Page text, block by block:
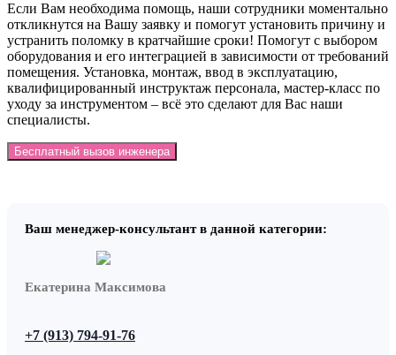
Если Вам необходима помощь, наши сотрудники моментально
откликнутся на Вашу заявку и помогут установить причину и
устранить поломку в кратчайшие сроки! Помогут с выбором
оборудования и его интеграцией в зависимости от требований
помещения. Установка, монтаж, ввод в эксплуатацию,
квалифицированный инструктаж персонала, мастер-класс по
уходу за инструментом – всё это сделают для Вас наши
специалисты.
Бесплатный вызов инженера
Ваш менеджер-консультант в данной категории:
Екатерина Максимова
+7 (913) 794-91-76